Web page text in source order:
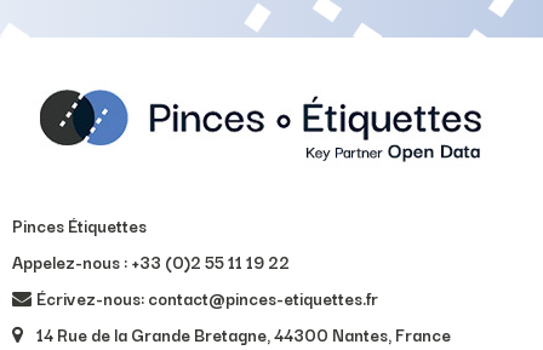
Pinces Étiquettes
Appelez-nous :+33 (0)2 55 11 19 22
Écrivez-nous: contact@pinces-etiquettes.fr
14 Rue de la Grande Bretagne, 44300 Nantes, France